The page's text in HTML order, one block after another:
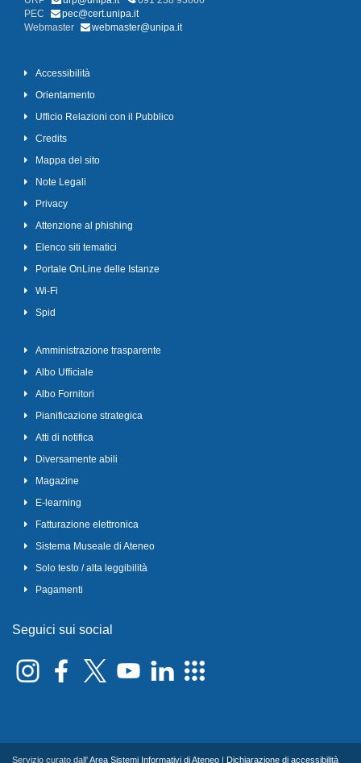
PEC
pec@cert.unipa.it
Webmaster
webmaster@unipa.it
Accessibilità
Orientamento
Ufficio Relazioni con il Pubblico
Credits
Mappa del sito
Note Legali
Privacy
Attenzione al phishing
Elenco siti tematici
Portale OnLine delle Istanze
Wi-Fi
Spid
Amministrazione trasparente
Albo Ufficiale
Albo Fornitori
Pianificazione strategica
Atti di notifica
Diversamente abili
Magazine
E-learning
Fatturazione elettronica
Sistema Museale di Ateneo
Solo testo / alta leggibilità
Pagamenti
Seguici sui social
Servizio curato dall'Area Sistemi Informativi di Ateneo Dichiarazione di accessibilità